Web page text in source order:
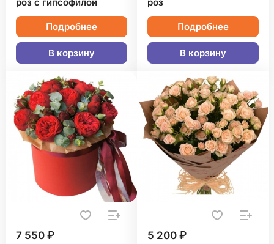
роз с гипсофилой
Подробнее
В корзину
роз
Подробнее
В корзину
7 550 ₽ 5 200 ₽